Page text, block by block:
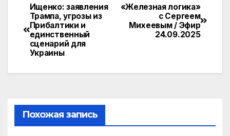
e
gr
a
m
n
o
kl
s
ni
ki
itt
п
р
и
Навигация
по
записям
«Железная логика»
с Сергеем
Михеевым / Эфир
24.09.2025
Ищенко: заявления
Трампа, угрозы из
Прибалтики и
единственный
сценарий для
Украины
Похожая запись